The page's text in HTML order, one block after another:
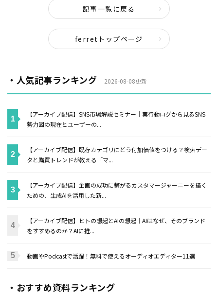
記事一覧に戻る
ferretトップページ
・人気記事ランキング 2026-08-08更新
【アーカイブ配信】SNS市場解説セミナー｜実行動ログから見るSNS
勢力図の現在とユーザーの...
【アーカイブ配信】既存カテゴリにどう付加価値をつける？検索デー
タと購買トレンドが教える「マ...
【アーカイブ配信】企画の成功に繋がるカスタマージャーニーを描く
ための、生成AIを活用した新...
【アーカイブ配信】ヒトの想起とAIの想起｜AIはなぜ、そのブランド
をすすめるのか？AIに推...
動画やPodcastで活躍！無料で使えるオーディオエディター11選
・おすすめ資料ランキング